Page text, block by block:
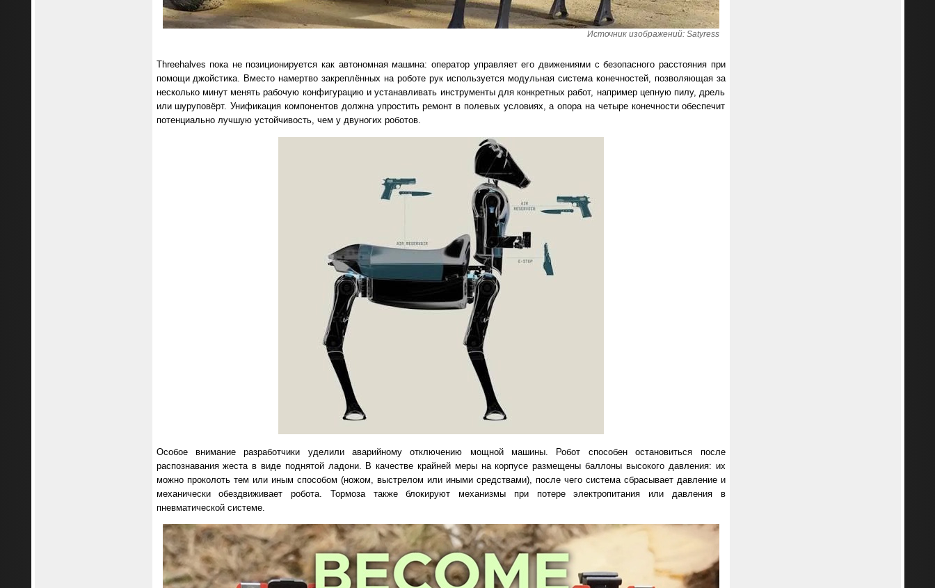
Источник изображений: Satyress
Threehalves пока не позиционируется как автономная машина: оператор управляет его движениями с безопасного расстояния при
помощи джойстика. Вместо намертво закреплённых на роботе рук используется модульная система конечностей, позволяющая за
несколько минут менять рабочую конфигурацию и устанавливать инструменты для конкретных работ, например цепную пилу, дрель
или шуруповёрт. Унификация компонентов должна упростить ремонт в полевых условиях, а опора на четыре конечности обеспечит
потенциально лучшую устойчивость, чем у двуногих роботов.
Особое внимание разработчики уделили аварийному отключению мощной машины. Робот способен остановиться после
распознавания жеста в виде поднятой ладони. В качестве крайней меры на корпусе размещены баллоны высокого давления: их
можно проколоть тем или иным способом (ножом, выстрелом или иными средствами), после чего система сбрасывает давление и
механически обездвиживает робота. Тормоза также блокируют механизмы при потере электропитания или давления в
пневматической системе.